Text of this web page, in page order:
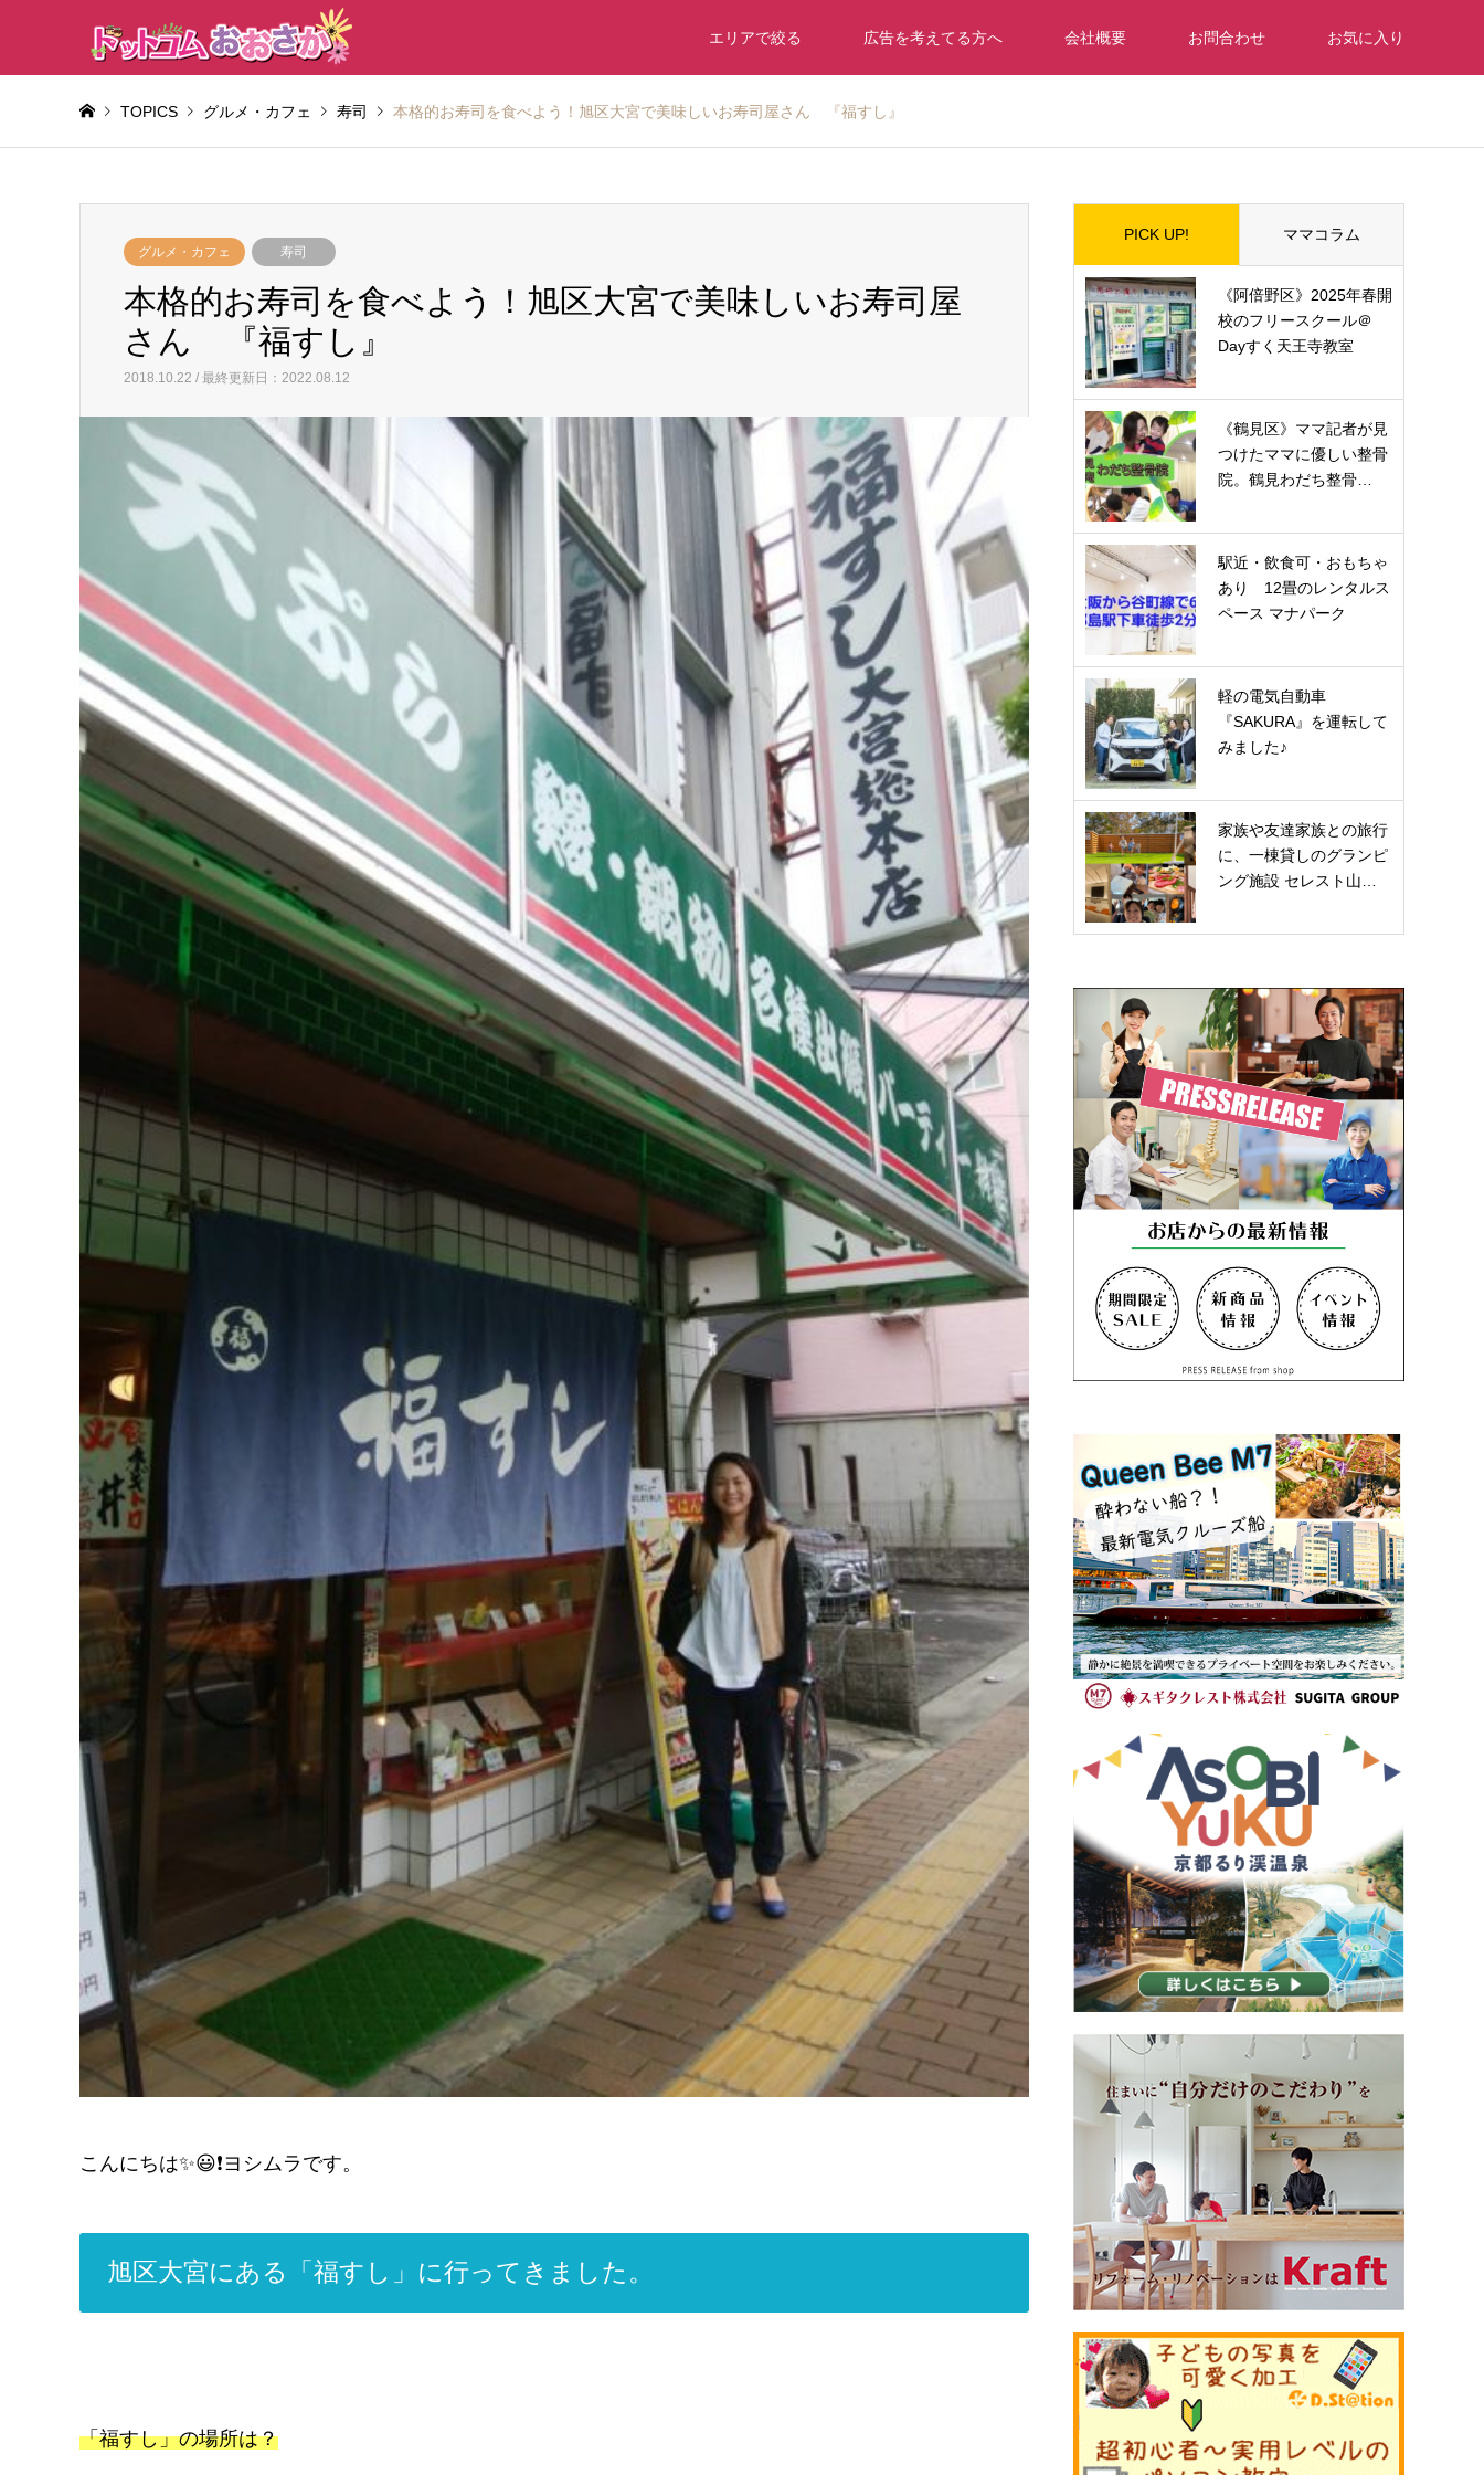
エリアで絞る 広告を考えてる方へ 会社概要 お問合わせ お気に入り
TOPICS グルメ・カフェ 寿司 本格的お寿司を食べよう！旭区大宮で美味しいお寿司屋さん 『福すし』
グルメ・カフェ 寿司
本格的お寿司を食べよう！旭区大宮で美味しいお寿司屋
さん 『福すし』
2018.10.22 / 最終更新日：2022.08.12
こんにちは✨😃❗ヨシムラです。
旭区大宮にある「福すし」に行ってきました。
「福すし」の場所は？
PICK UP! ママコラム
《阿倍野区》2025年春開
校のフリースクール＠
Dayすく天王寺教室
《鶴見区》ママ記者が見
つけたママに優しい整骨
院。鶴見わだち整骨…
駅近・飲食可・おもちゃ
あり 12畳のレンタルス
ペース マナパーク
軽の電気自動車
『SAKURA』を運転して
みました♪
家族や友達家族との旅行
に、一棟貸しのグランピ
ング施設 セレスト山…